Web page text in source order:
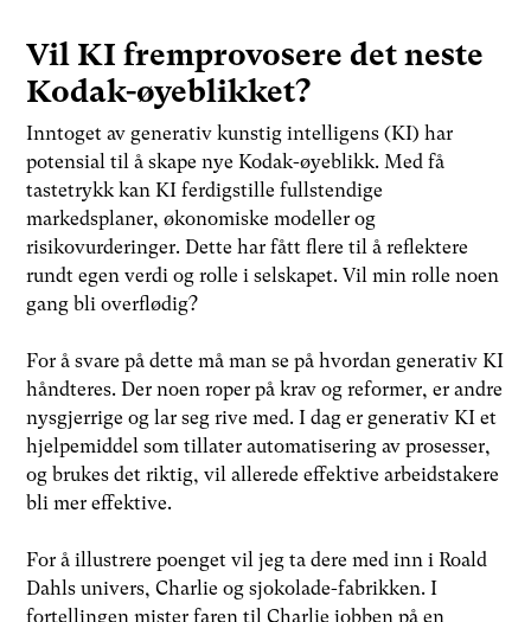
Vil KI fremprovosere det neste
Kodak-øyeblikket?
Inntoget av generativ kunstig intelligens (KI) har
potensial til å skape nye Kodak-øyeblikk. Med få
tastetrykk kan KI ferdigstille fullstendige
markedsplaner, økonomiske modeller og
risikovurderinger. Dette har fått flere til å reflektere
rundt egen verdi og rolle i selskapet. Vil min rolle noen
gang bli overflødig?
For å svare på dette må man se på hvordan generativ KI
håndteres. Der noen roper på krav og reformer, er andre
nysgjerrige og lar seg rive med. I dag er generativ KI et
hjelpemiddel som tillater automatisering av prosesser,
og brukes det riktig, vil allerede effektive arbeidstakere
bli mer effektive.
For å illustrere poenget vil jeg ta dere med inn i Roald
Dahls univers, Charlie og sjokolade-fabrikken. I
fortellingen mister faren til Charlie jobben på en